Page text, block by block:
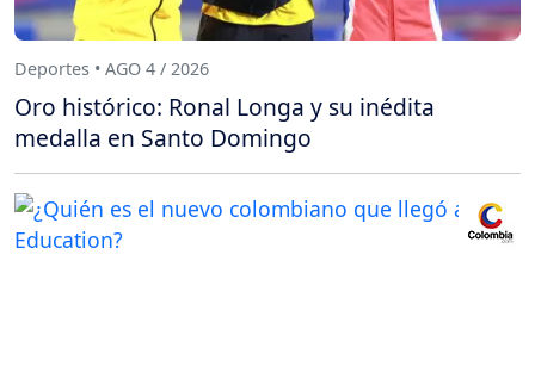
Deportes • AGO 4 / 2026
Oro histórico: Ronal Longa y su inédita
medalla en Santo Domingo